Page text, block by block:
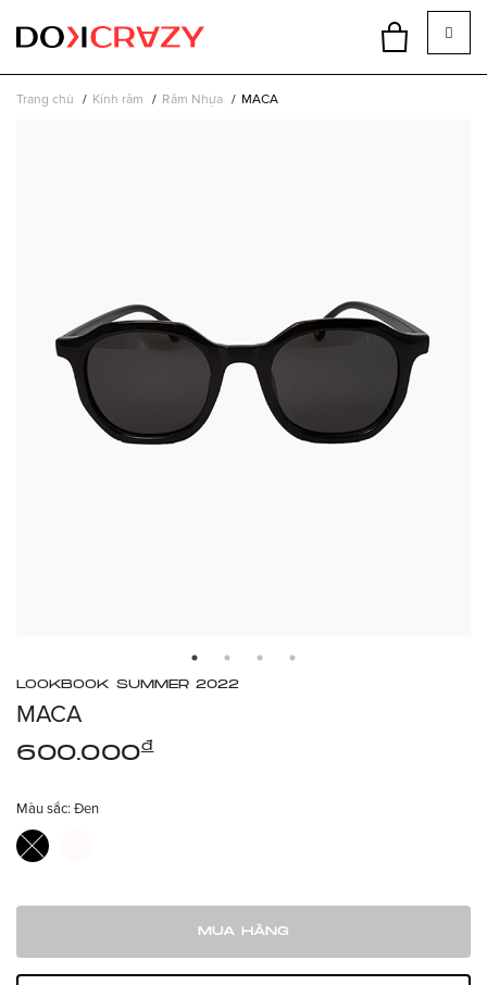
Trang chủ Kính râm Râm Nhựa MACA
LOOKBOOK SUMMER 2022
MACA
600.000đ
Màu sắc:Đen
MUA HÀNG